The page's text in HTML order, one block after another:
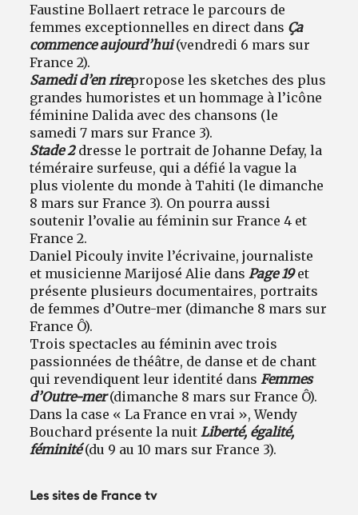
Faustine Bollaert retrace le parcours de
femmes exceptionnelles en direct dans Ça
commence aujourd’hui(vendredi 6 mars sur
France 2).
Samedi d’en rirepropose les sketches des plus
grandes humoristes et un hommage à l’icône
féminine Dalida avec des chansons (le
samedi 7 mars sur France 3).
Stade 2dresse le portrait de Johanne Defay, la
téméraire surfeuse, qui a défié la vague la
plus violente du monde à Tahiti (le dimanche
8 mars sur France 3). On pourra aussi
soutenir l’ovalie au féminin sur France 4 et
France 2.
Daniel Picouly invite l’écrivaine, journaliste
et musicienne Marijosé Alie dans Page 19et
présente plusieurs documentaires, portraits
de femmes d’Outre-mer (dimanche 8 mars sur
France Ô).
Trois spectacles au féminin avec trois
passionnées de théâtre, de danse et de chant
qui revendiquent leur identité dans Femmes
d’Outre-mer(dimanche 8 mars sur France Ô).
Dans la case « La France en vrai », Wendy
Bouchard présente la nuit Liberté, égalité,
féminité(du 9 au 10 mars sur France 3).
Les sites de France tv